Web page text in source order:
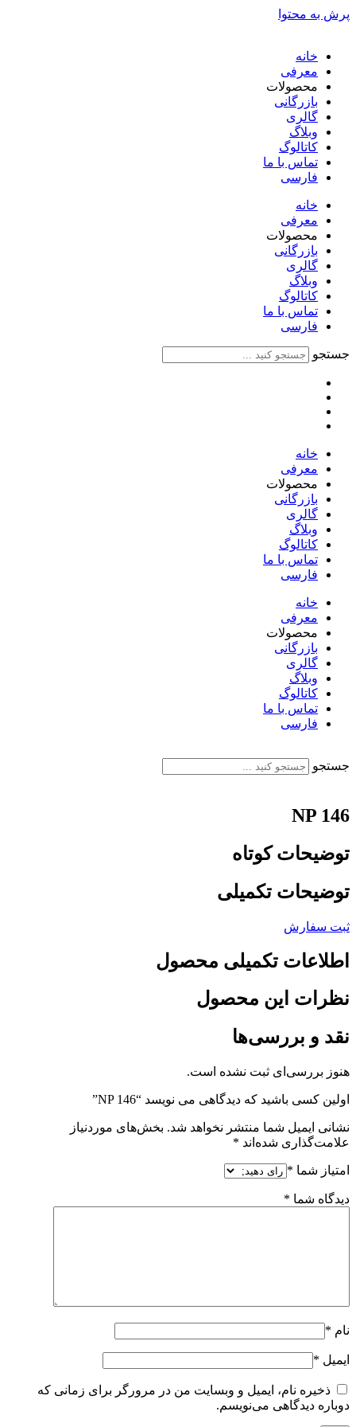
پرش به محتوا
خانه
معرفی
محصولات
بازرگانی
گالری
وبلاگ
کاتالوگ
تماس با ما
فارسی
خانه
معرفی
محصولات
بازرگانی
گالری
وبلاگ
کاتالوگ
تماس با ما
فارسی
English
جستجو
خانه
معرفی
محصولات
بازرگانی
گالری
وبلاگ
کاتالوگ
تماس با ما
فارسی
خانه
معرفی
محصولات
بازرگانی
گالری
وبلاگ
کاتالوگ
تماس با ما
فارسی
جستجو
NP 146
توضیحات کوتاه
توضیحات تکمیلی
ثبت سفارش
اطلاعات تکمیلی محصول
نظرات این محصول
نقد و بررسی‌ها
هنوز بررسی‌ای ثبت نشده است.
اولین کسی باشید که دیدگاهی می نویسد “NP 146”
نشانی ایمیل شما منتشر نخواهد شد. بخش‌های موردنیاز
علامت‌گذاری شده‌اند *
امتیاز شما *
دیدگاه شما *
نام *
ایمیل *
ذخیره نام، ایمیل و وبسایت من در مرورگر برای زمانی که
دوباره دیدگاهی می‌نویسم.